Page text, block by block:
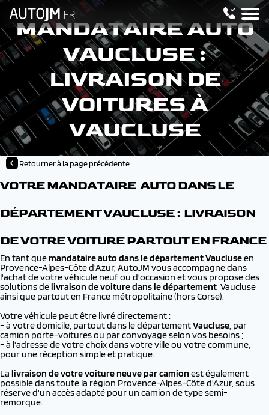
MANDATAIRE AUTO
VAUCLUSE :
LIVRAISON DE
VOITURES À
VAUCLUSE
Retourner à la page précédente
VOTRE MANDATAIRE AUTO DANS LE
DÉPARTEMENT VAUCLUSE : LIVRAISON
DE VOTRE VOITURE PARTOUT EN FRANCE
En tant quemandataire auto dans le département Vaucluseen
Provence-Alpes-Côte d'Azur, AutoJM vous accompagne dans
l'achat de votre véhicule neuf ou d'occasion et vous propose des
solutions delivraison de voiture dans le département Vaucluse
ainsi que partout en France métropolitaine (hors Corse).
Votre véhicule peut être livré directement :
- à votre domicile, partout dans le départementVaucluse, par
camion porte-voitures ou par convoyage selon vos besoins ;
- à l'adresse de votre choix dans votre ville ou votre commune,
pour une réception simple et pratique.
La livraison de votre voiture neuve par camion est également
possible dans toute la région Provence-Alpes-Côte d'Azur, sous
réserve d'un accès adapté pour un camion de type semi-
remorque.